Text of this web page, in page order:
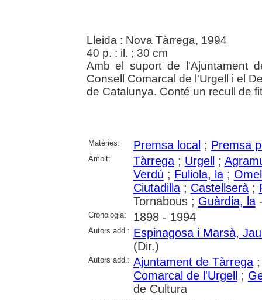
Lleida : Nova Tàrrega, 1994
40 p. : il. ; 30 cm
Amb el suport de l'Ajuntament
Consell Comarcal de l'Urgell i el
de Catalunya. Conté un recull de
Matèries: Premsa local ; Premsa
Àmbit: Tàrrega; Urgell ;
Verdú ; Fuliola, la;
Ciutadilla; Castellserà;
Tornabous ; Guàrdia, la-
Cronologia: 1898 - 1994
Autors add.: Espinagosa i Marsà,
(Dir.)
Autors add.: Ajuntament de Tàrrega
Comarcal de l'Urgell
;
de Cultura